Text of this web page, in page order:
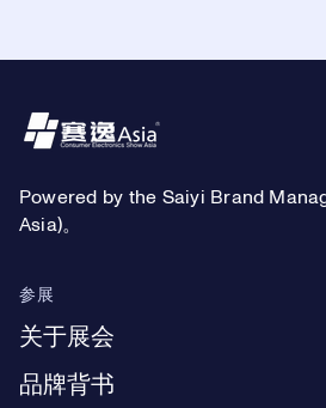
Footer
Powered by the Saiyi Brand
Asia)。
参展
关于展会
品牌背书